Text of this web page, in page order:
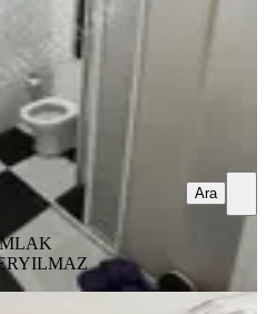
HÜSEYİN ERYILMAZ
Ara